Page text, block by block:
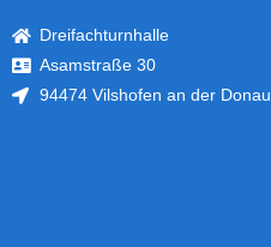
Dreifachturnhalle
Asamstraße 30
94474 Vilshofen an der Donau